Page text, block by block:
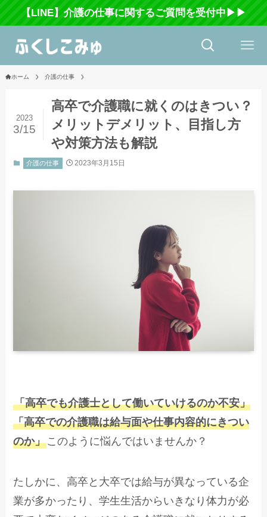
【LINE】介護の仕事に関するご質問を受付中▶▶
ホーム 介護の仕事
高卒で介護職に就くのはきつい？
メリットデメリット、目指し方
や対策方法も解説
2023
3/15
介護の仕事 2023年3月15日
「高卒でも介護士として働いていけるのか不安」
「高卒での介護職は給与面や仕事内容的にきつい
のか」このように悩んではいませんか？
たしかに、高卒と大卒では給与が異なっている企
業が多かったり、学生生活からいきなり体力が必